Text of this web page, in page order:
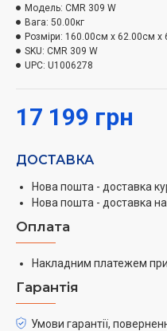
17 199 грн
Модель: CMR 309 W
Вага: 50.00кг
Розміри: 160.00см x 62.00см x
SKU: CMR 309 W
UPC: U1006278
ДОСТАВКА
Нова пошта - доставка
Нова пошта - доставка на
Оплата
Накладним платежем
Гарантія
Умови гарантії,